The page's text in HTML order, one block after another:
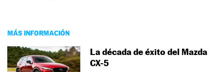
MÁS INFORMACIÓN
La década de éxito del Mazda
CX-5